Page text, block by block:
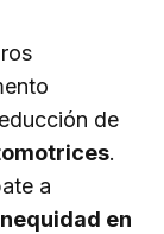
de
.
a
en